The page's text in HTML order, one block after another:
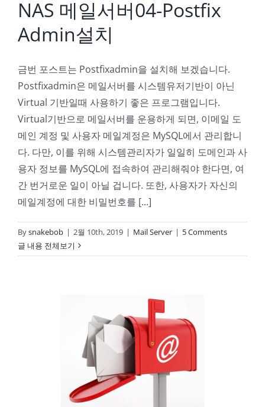
NAS 메일서버04-Postfix
Admin설치
금번 포스트는 Postfixadmin을 설치해 보겠습니다.
Postfixadmin은 메일서버를 시스템유저기반이 아닌
Virtual 기반일때 사용하기 좋은 프로그램입니다.
Virtual기반으로 메일서버를 운용하게 되면, 이메일 도
메인 계정 및 사용자 메일계정은 MySQL에서 관리합니
다. 다만, 이를 위해 시스템관리자가 일일히 도메인과 사
용자 정보를 MySQL에 접속하여 관리해줘야 한다면, 여
간 번거로운 일이 아닐 겁니다. 또한, 사용자가 자신의
메일계정에 대한 비밀번호를 [...]
Bysnakebob | 2월 10th, 2019 | Mail Server | 5 Comments
글 내용 전체보기